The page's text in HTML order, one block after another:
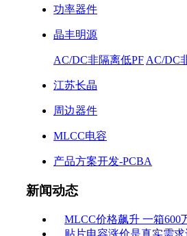
功率器件
晶丰明源
AC/DC非隔离低PF AC/DC
江苏长晶
周边器件
MLCC电容
产品方案开发-PCBA
新闻动态
MLCC价格飙升 一箱600
贴片电容涨价是真实需